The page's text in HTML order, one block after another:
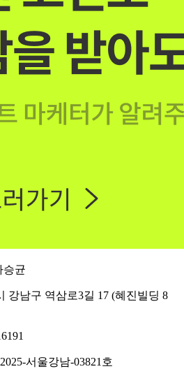
승균
강남구 역삼로3길 17 (혜진빌딩 8
서울강남-03821호